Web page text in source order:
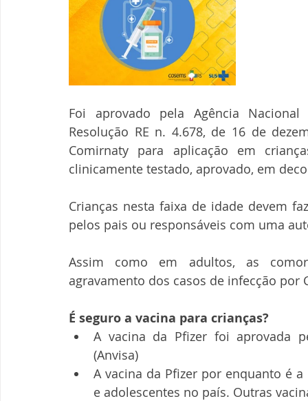
Foi aprovado pela Agência
Resolução RE n. 4.678, de 16 de
Comirnaty para aplicação em
clinicamente testado, aprovado, em
Crianças nesta faixa de idade devem
pelos pais ou responsáveis com uma
Assim como em adultos, as
agravamento dos casos de infecção por
É seguro a vacina para crianças?
A vacina da Pfizer foi aprovada
(Anvisa)
A vacina da Pfizer por enquanto é
e adolescentes no país. Outras